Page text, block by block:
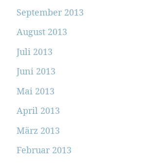
September 2013
August 2013
Juli 2013
Juni 2013
Mai 2013
April 2013
März 2013
Februar 2013